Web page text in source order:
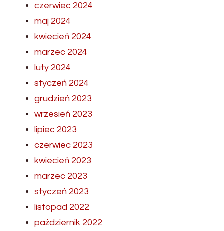
czerwiec 2024
maj 2024
kwiecień 2024
marzec 2024
luty 2024
styczeń 2024
grudzień 2023
wrzesień 2023
lipiec 2023
czerwiec 2023
kwiecień 2023
marzec 2023
styczeń 2023
listopad 2022
październik 2022